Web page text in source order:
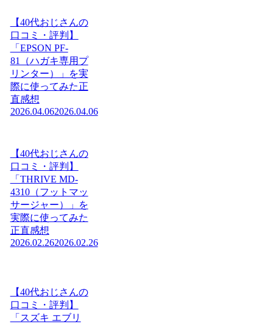
【40代おじさんの
口コミ・評判】
「EPSON PF-
81（ハガキ専用プ
リンター）」を実
際に使ってみた正
直感想
2026.04.062026.04.06
【40代おじさんの
口コミ・評判】
「THRIVE MD-
4310（フットマッ
サージャー）」を
実際に使ってみた
正直感想
2026.02.262026.02.26
【40代おじさんの
口コミ・評判】
「スズキ エブリ